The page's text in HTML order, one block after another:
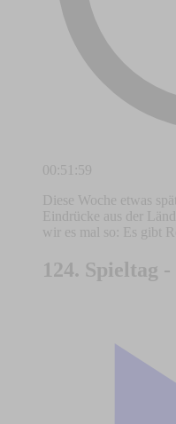
00:51:59
Diese Woche etwas
Eindrücke aus der
wir es mal so: Es gibt
124. Spieltag